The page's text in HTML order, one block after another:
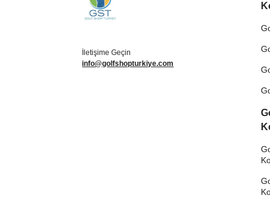
İletişime Geçin
info@golfshopturkiye.com